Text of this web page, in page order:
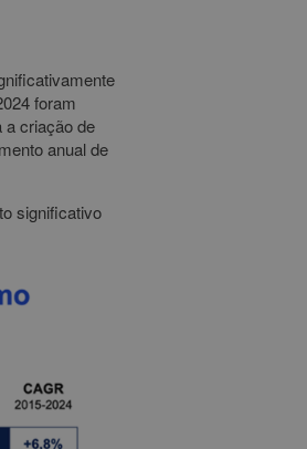
foram
a criação de
anual de
significativo